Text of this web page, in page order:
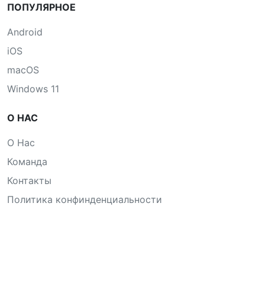
ПОПУЛЯРНОЕ
Android
iOS
macOS
Windows 11
О НАС
О Нас
Команда
Контакты
Политика конфинденциальности